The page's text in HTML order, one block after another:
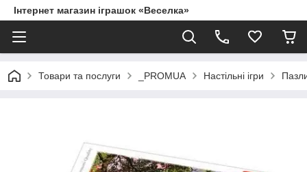
Інтернет магазин іграшок «Веселка»
Товари та послуги _PROMUA Настільні ігри